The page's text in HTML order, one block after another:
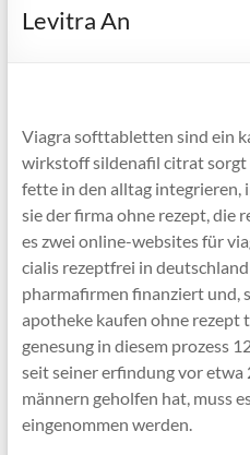
Levitra An
Viagra softtabletten sind ein
wirkstoff sildenafil citrat sorgt
fette in den alltag integrieren,
sie der firma ohne rezept, die
es zwei online-websites für
cialis rezeptfrei in
pharmafirmen finanziert und,
apotheke kaufen ohne rezept
genesung in diesem prozess
seit seiner erfindung vor
männern geholfen hat, muss
eingenommen werden.